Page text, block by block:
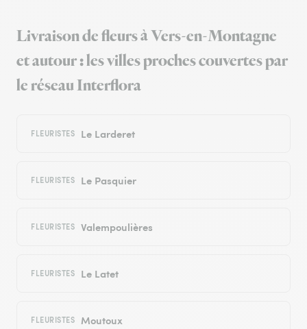
Livraison de fleurs à Vers-en-Montagne
et autour : les villes proches couvertes par
le réseau Interflora
FLEURISTES Le Larderet
FLEURISTES Le Pasquier
FLEURISTES Valempoulières
FLEURISTES Le Latet
FLEURISTES Moutoux